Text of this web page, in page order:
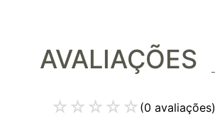
AVALIAÇÕES
☆ ☆ ☆ ☆ ☆ (0 avaliações)